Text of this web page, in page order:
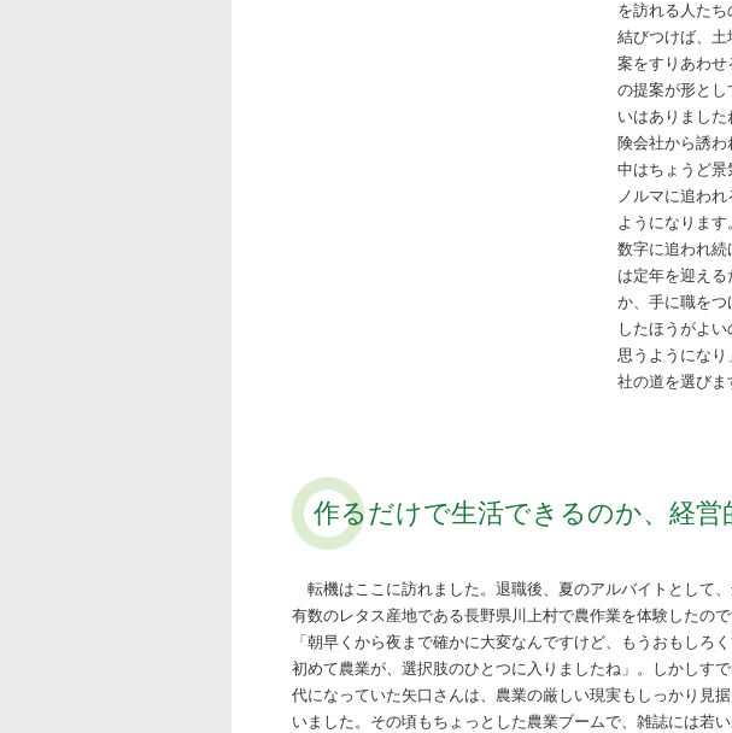
を訪れる人た
結びつけば、
案をすりあわ
の提案が形と
いはありまし
険会社から誘
中はちょうど景
ノルマに追わ
ようになります
数字に追われ続
は定年を迎え
か、手に職をつ
したほうがよい
思うようになり
社の道を選びま
作るだけで生活できるのか、経
転機はここに訪れました。退職後、夏のアルバイトとして、
有数のレタス産地である長野県川上村で農作業を体験したので
「朝早くから夜まで確かに大変なんですけど、もうおもしろく
初めて農業が、選択肢のひとつに入りましたね」。しかしす
代になっていた矢口さんは、農業の厳しい現実もしっかり見
いました。その頃もちょっとした農業ブームで、雑誌には若